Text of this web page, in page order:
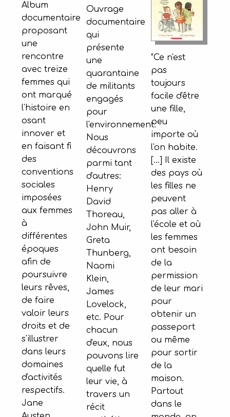
Album
documentaire
proposant
une
rencontre
avec treize
femmes qui
ont marqué
l'histoire en
osant
innover et
en faisant fi
des
conventions
sociales
imposées
aux femmes
à
différentes
époques
afin de
poursuivre
leurs rêves,
de faire
valoir leurs
droits et de
s'illustrer
dans leurs
domaines
d'activités
respectifs.
Jane
Ouvrage
documentaire
qui
présente
une
quarantaine
de militants
engagés
pour
l'environnement.
Nous
découvrons
parmi tant
d'autres:
Henry
David
Thoreau,
John Muir,
Greta
Thunberg,
Naomi
Klein,
James
Lovelock,
etc. Pour
chacun
d'eux, nous
pouvons lire
quelle fut
leur vie, à
travers un
récit
"Ce n'est
pas
toujours
facile d'être
une fille,
peu
importe où
l'on habite.
[...] Il existe
des pays où
les filles ne
peuvent
pas aller à
l'école et où
les femmes
ont besoin
de la
permission
de leur mari
pour
obtenir un
passeport
ou même
pour sortir
de la
maison.
Partout
dans le